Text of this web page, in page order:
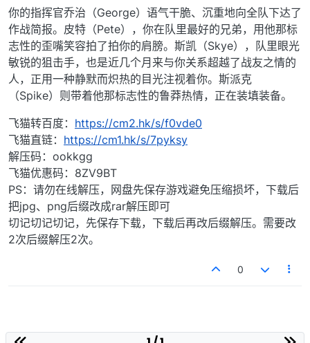
你的指挥官乔治（George）语气干脆、沉重地向全队下达了
作战简报。皮特（Pete），你在队里最好的兄弟，用他那标
志性的歪嘴笑容拍了拍你的肩膀。斯凯（Skye），队里眼光
敏锐的狙击手，也是近几个月来与你关系超越了战友之情的
人，正用一种静默而炽热的目光注视着你。斯派克
（Spike）则带着他那标志性的鲁莽热情，正在装填装备。
飞猫转百度： https://cm2.hk/s/f0vde0
飞猫直链： https://cm1.hk/s/7pyksy
解压码：ookkgg
飞猫优惠码：8ZV9BT
PS：请勿在线解压，网盘先保存游戏避免压缩损坏，下载后
把jpg、png后缀改成rar解压即可
切记切记切记，先保存下载，下载后再改后缀解压。需要改
2次后缀解压2次。
0